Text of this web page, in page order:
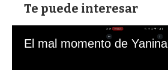
Te puede interesar